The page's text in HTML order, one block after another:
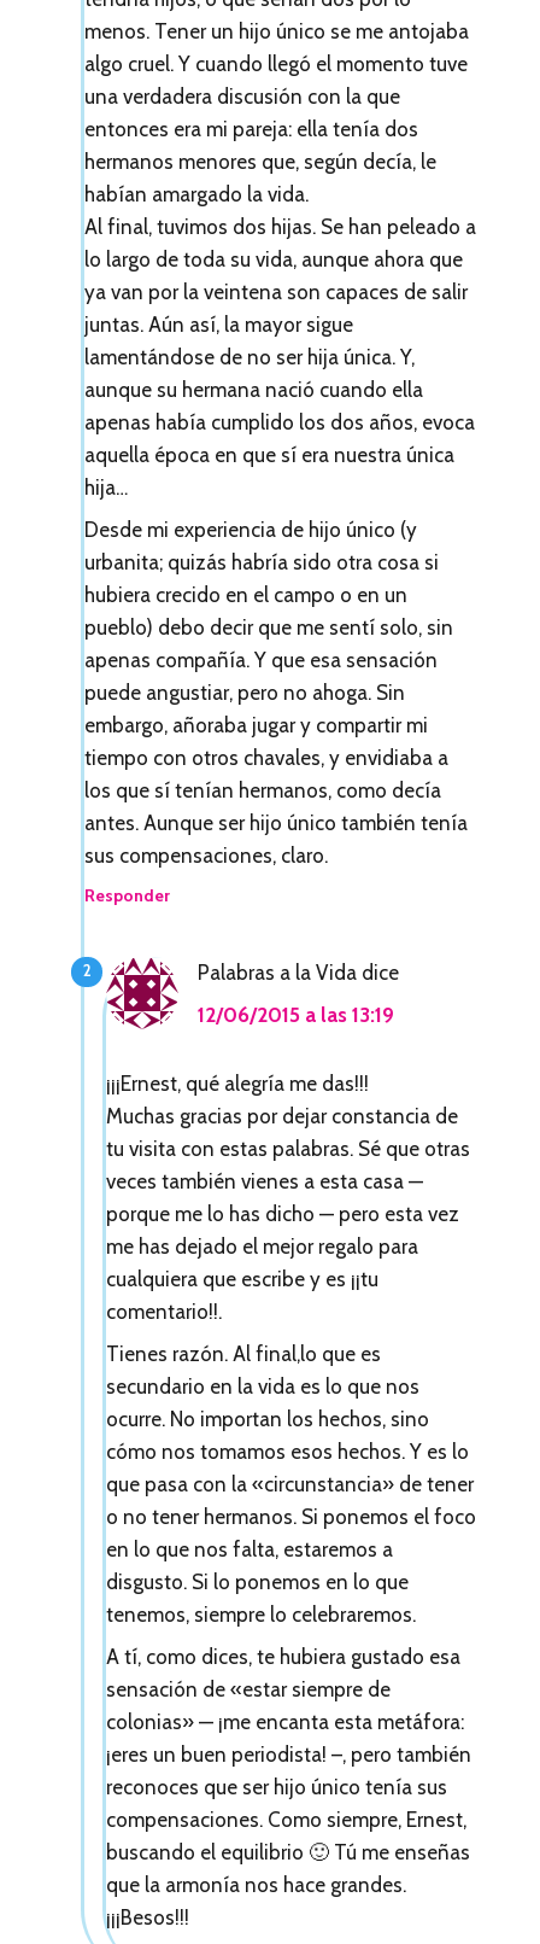
menos. Tener un hijo único se me antojaba
algo cruel. Y cuando llegó el momento tuve
una verdadera discusión con la que
entonces era mi pareja: ella tenía dos
hermanos menores que, según decía, le
habían amargado la vida.
Al final, tuvimos dos hijas. Se han peleado a
lo largo de toda su vida, aunque ahora que
ya van por la veintena son capaces de salir
juntas. Aún así, la mayor sigue
lamentándose de no ser hija única. Y,
aunque su hermana nació cuando ella
apenas había cumplido los dos años, evoca
aquella época en que sí era nuestra única
hija…
Desde mi experiencia de hijo único (y
urbanita; quizás habría sido otra cosa si
hubiera crecido en el campo o en un
pueblo) debo decir que me sentí solo, sin
apenas compañía. Y que esa sensación
puede angustiar, pero no ahoga. Sin
embargo, añoraba jugar y compartir mi
tiempo con otros chavales, y envidiaba a
los que sí tenían hermanos, como decía
antes. Aunque ser hijo único también tenía
sus compensaciones, claro.
Responder
Palabras a la Vida dice
12/06/2015 a las 13:19
¡¡¡Ernest, qué alegría me das!!!
Muchas gracias por dejar constancia de
tu visita con estas palabras. Sé que otras
veces también vienes a esta casa —
porque me lo has dicho — pero esta vez
me has dejado el mejor regalo para
cualquiera que escribe y es ¡¡tu
comentario!!.
Tienes razón. Al final,lo que es
secundario en la vida es lo que nos
ocurre. No importan los hechos, sino
cómo nos tomamos esos hechos. Y es lo
que pasa con la «circunstancia» de tener
o no tener hermanos. Si ponemos el foco
en lo que nos falta, estaremos a
disgusto. Si lo ponemos en lo que
tenemos, siempre lo celebraremos.
A tí, como dices, te hubiera gustado esa
sensación de «estar siempre de
colonias» — ¡me encanta esta metáfora:
¡eres un buen periodista! –, pero también
reconoces que ser hijo único tenía sus
compensaciones. Como siempre, Ernest,
buscando el equilibrio 🙂 Tú me enseñas
que la armonía nos hace grandes.
¡¡¡Besos!!!